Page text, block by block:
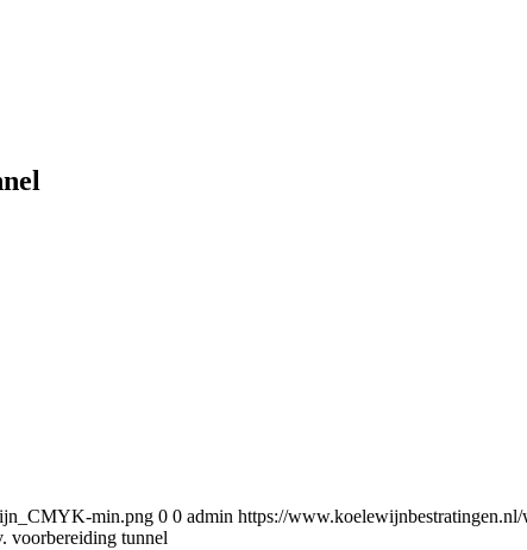
min.png 0 0 admin https://
voorbereiding tunnel